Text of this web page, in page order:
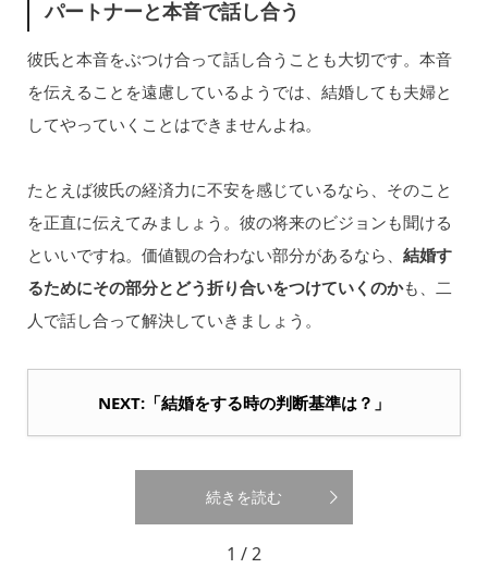
パートナーと本音で話し合う
彼氏と本音をぶつけ合って話し合うことも大切です。本音
を伝えることを遠慮しているようでは、結婚しても夫婦と
してやっていくことはできませんよね。
たとえば彼氏の経済力に不安を感じているなら、そのこと
を正直に伝えてみましょう。彼の将来のビジョンも聞ける
といいですね。価値観の合わない部分があるなら、 結婚す
るためにその部分とどう折り合いをつけていくのかも、二
人で話し合って解決していきましょう。
NEXT:「結婚をする時の判断基準は？」
続きを読む
1 / 2